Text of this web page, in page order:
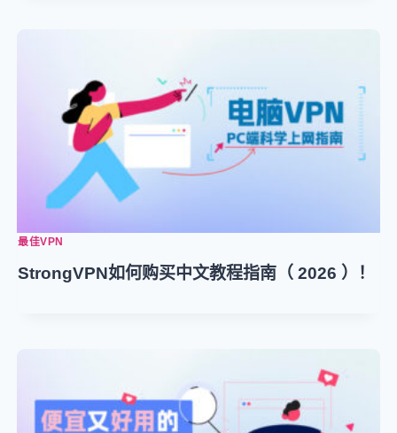
最佳VPN
StrongVPN如何购买中文教程指南（ 2026 ）！